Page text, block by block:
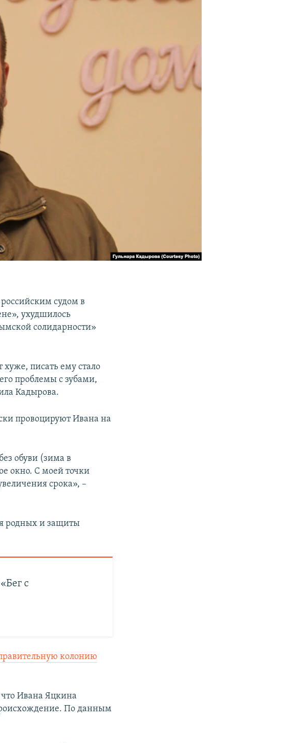
судом в
ухудшилось
солидарности»
писать ему стало
проблемы с зубами,
Кадырова.
провоцируют Ивана на
обуви (зима в
окно. С моей точки
срока», –
родных и защиты
с
колонию
что Ивана Яцкина
По данным